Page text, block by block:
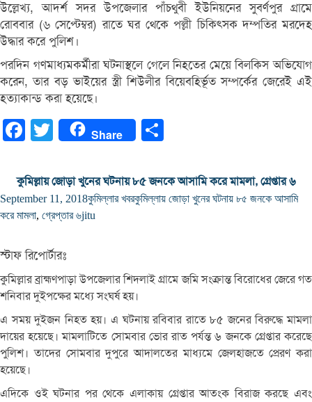
উল্লেখ্য, আদর্শ সদর উপজেলার পাঁচথুবী ইউনিয়নের সুবর্ণপুর গ্রামে
রোববার (৬ সেপ্টেম্বর) রাতে ঘর থেকে পল্লী চিকিৎসক দম্পতির মরদেহ
উদ্ধার করে পুলিশ।
পরদিন গণমাধ্যমকর্মীরা ঘটনাস্থলে গেলে নিহতের মেয়ে বিলকিস অভিযোগ
করেন, তার বড় ভাইয়ের স্ত্রী শিউলীর বিয়েবহির্ভূত সম্পর্কের জেরেই এই
হত্যাকান্ড করা হয়েছে।
FacebookTwitter Share
কুমিল্লায় জোড়া খুনের ঘটনায় ৮৫ জনকে আসামি করে মামলা, গ্রেপ্তার ৬
September 11, 2018কুমিল্লার খবরকুমিল্লায় জোড়া খুনের ঘটনায় ৮৫ জনকে আসামি
করে মামলা, গ্রেপ্তার ৬jitu
স্টাফ রিপোর্টারঃ
কুমিল্লার ব্রাহ্মণপাড়া উপজেলার শিদলাই গ্রামে জমি সংক্রান্ত বিরোধের জেরে গত
শনিবার দুইপক্ষের মধ্যে সংঘর্ষ হয়।
এ সময় দুইজন নিহত হয়। এ ঘটনায় রবিবার রাতে ৮৫ জনের বিরুদ্ধে মামলা
দায়ের হয়েছে। মামলাটিতে সোমবার ভোর রাত পর্যন্ত ৬ জনকে গ্রেপ্তার করেছে
পুলিশ। তাদের সোমবার দুপুরে আদালতের মাধ্যমে জেলহাজতে প্রেরণ করা
হয়েছে।
এদিকে ওই ঘটনার পর থেকে এলাকায় গ্রেপ্তার আতংক বিরাজ করছে এবং